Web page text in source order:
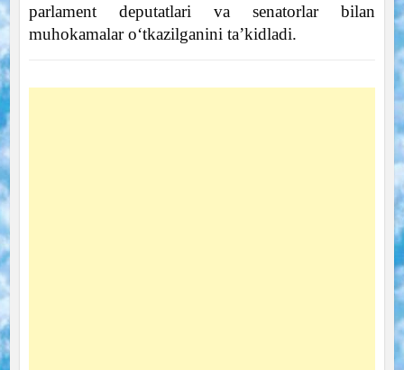
parlament deputatlari va senatorlar bilan
muhokamalar o‘tkazilganini ta’kidladi.